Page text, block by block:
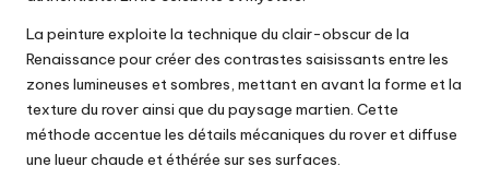
La peinture exploite la technique du clair-obscur de la
Renaissance pour créer des contrastes saisissants entre les
zones lumineuses et sombres, mettant en avant la forme et la
texture du rover ainsi que du paysage martien. Cette
méthode accentue les détails mécaniques du rover et diffuse
une lueur chaude et éthérée sur ses surfaces.